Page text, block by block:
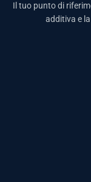
Il tuo punto di
additiva e